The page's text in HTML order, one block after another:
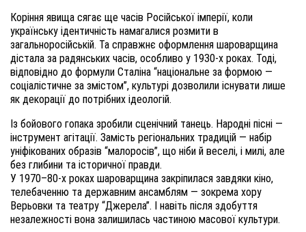
Коріння явища сягає ще часів Російської імперії, коли
українську ідентичність намагалися розмити в
загальноросійській. Та справжнє оформлення шароварщина
дістала за радянських часів, особливо у 1930-х роках. Тоді,
відповідно до формули Сталіна “національне за формою —
соціалістичне за змістом”, культурі дозволили існувати лише
як декорації до потрібних ідеологій.
Із бойового гопака зробили сценічний танець. Народні пісні —
інструмент агітації. Замість регіональних традицій — набір
уніфікованих образів “малоросів”, що ніби й веселі, і милі, але
без глибини та історичної правди.
У 1970–80-х роках шароварщина закріпилася завдяки кіно,
телебаченню та державним ансамблям — зокрема хору
Верьовки та театру “Джерела”. І навіть після здобуття
незалежності вона залишилась частиною масової культури.